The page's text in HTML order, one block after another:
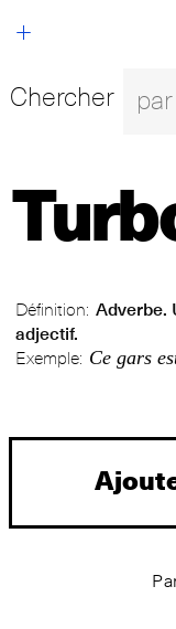
+
Chercher
Définition: Adverbe.
adjectif.
Exemple: Ce gars